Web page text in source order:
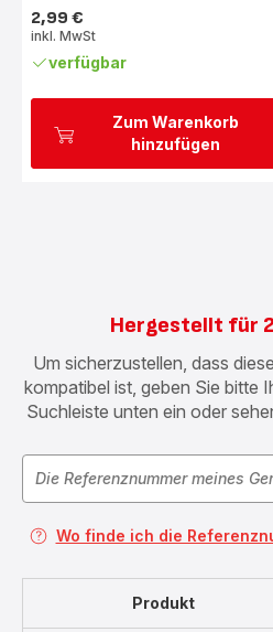
Zum Warenkorb
hinzufügen
Preis
2,99 €
inkl. MwSt
verfügbar
Hergestellt für
Um sicherzustellen, dass
kompatibel ist, geben Sie bitte
Suchleiste unten ein oder
Wo finde ich die
Produkt